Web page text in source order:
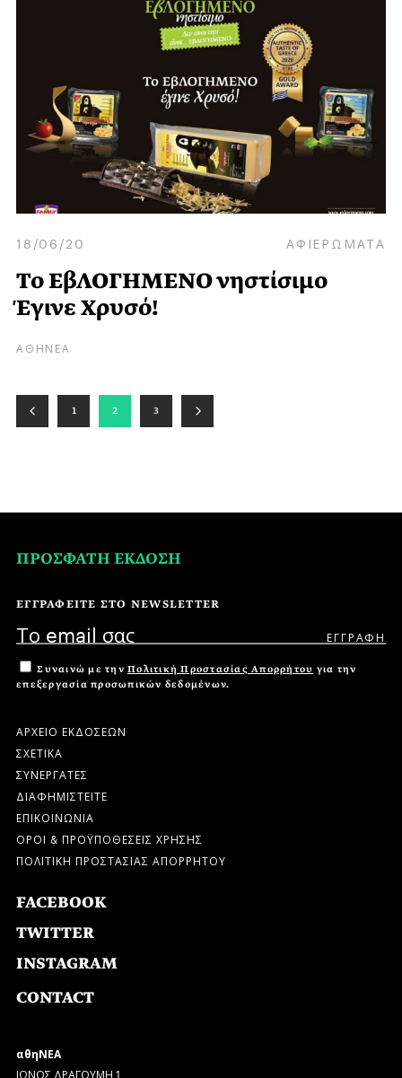
18/06/20 ΑΦΙΕΡΩΜΑΤΑ
Το ΕβΛΟΓΗΜΕΝΟ νηστίσιμο
Έγινε Χρυσό!
ΑΘΗΝΕΑ
1 2 3
ΠΡΟΣΦΑΤΗ ΕΚΔΟΣΗ
ΕΓΓΡΑΦΕΙΤΕ ΣΤΟ NEWSLETTER
Συναινώ με την Πολιτική Προστασίας Απορρήτου για την
επεξεργασία προσωπικών δεδομένων.
ΑΡΧΕΙΟ ΕΚΔΟΣΕΩΝ
ΣΧΕΤΙΚΑ
ΣΥΝΕΡΓΑΤΕΣ
ΔΙΑΦΗΜΙΣΤΕΙΤΕ
ΕΠΙΚΟΙΝΩΝΙΑ
ΟΡΟΙ & ΠΡΟΫΠΟΘΕΣΕΙΣ ΧΡΗΣΗΣ
ΠΟΛΙΤΙΚΗ ΠΡΟΣΤΑΣΙΑΣ ΑΠΟΡΡΗΤΟΥ
FACEBOOK
TWITTER
INSTAGRAM
CONTACT
αθηΝΕΑ
ΙΩΝΟΣ ΔΡΑΓΟΥΜΗ 1